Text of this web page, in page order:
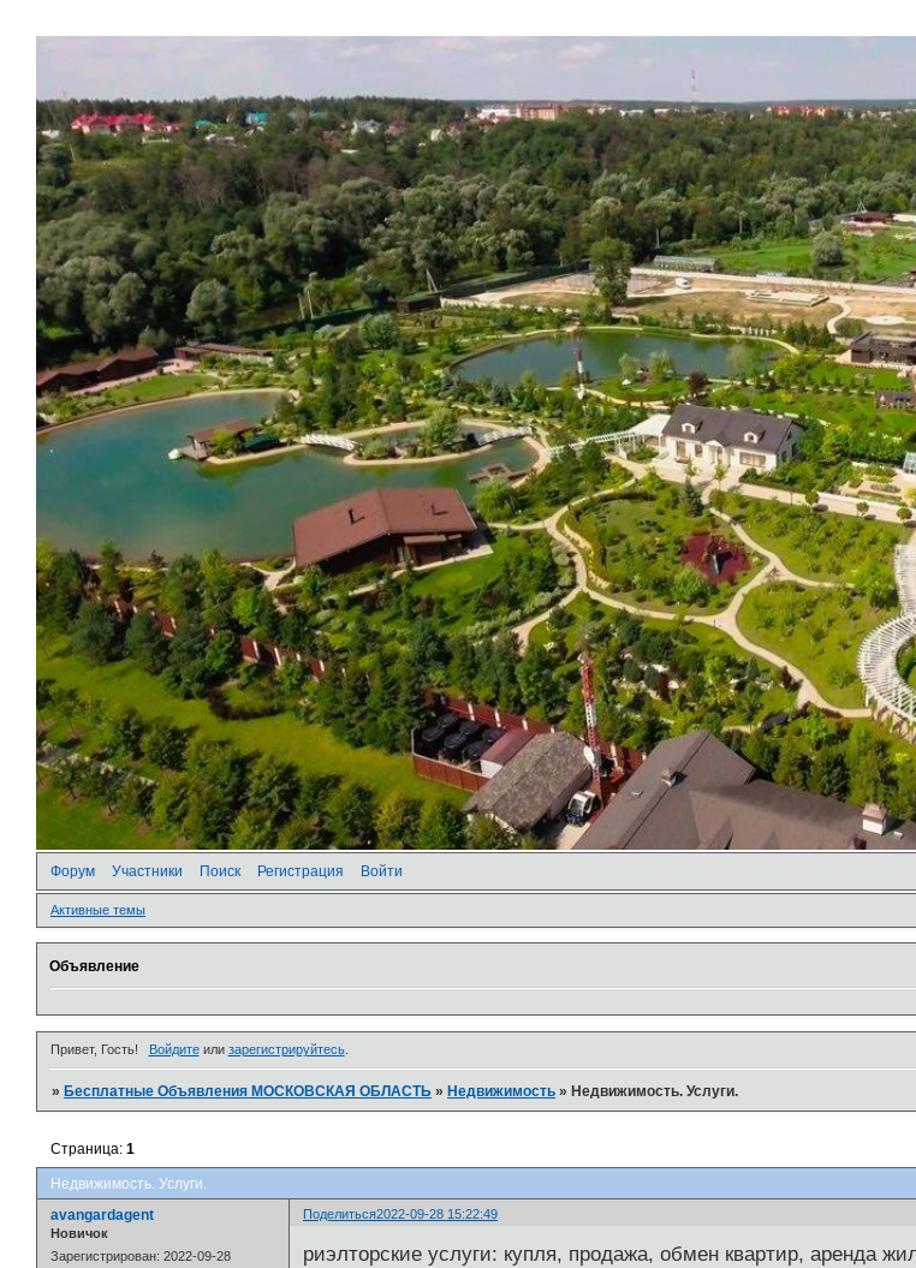
Форум Участники Поиск Регистрация Войти
Активные темы
Объявление
Привет, Гость! Войдитеили зарегистрируйтесь.
»Бесплатные Объявления МОСКОВСКАЯ ОБЛАСТЬ »Недвижимость »Недвижимость. Услуги.
Недвижимость. Услуги.
Страница:1
Поделиться2022-09-28 15:22:49
avangardagent
Новичок
Зарегистрирован: 2022-09-28
риэлторские услуги: купля, продажа, обмен квартир, аренда